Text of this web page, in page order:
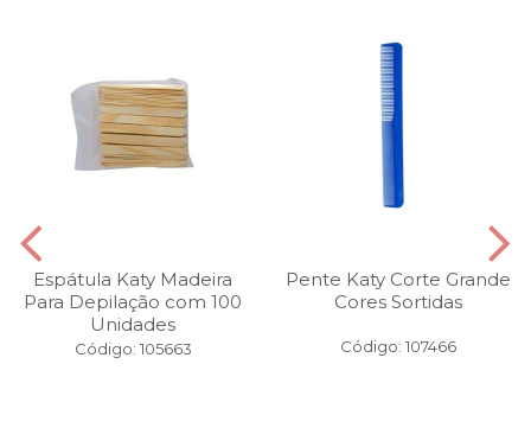
Espátula Katy Madeira
Para Depilação com 100
Unidades
Código: 105663
Pente Katy Corte Grande
Cores Sortidas
Código: 107466